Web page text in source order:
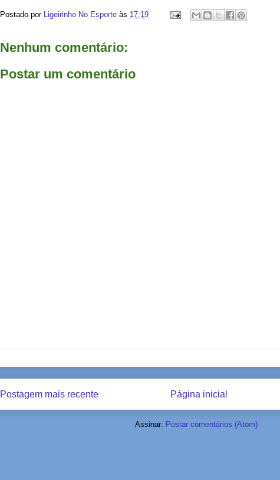
Postado por Ligeirinho No Esporte às 17:19
Nenhum comentário:
Postar um comentário
Postagem mais recente Página inicial
Assinar: Postar comentários (Atom)